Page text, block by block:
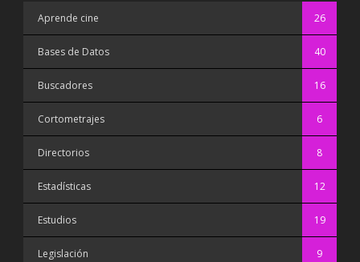
Aprende cine 26
Bases de Datos 40
Buscadores 16
Cortometrajes 6
Directorios 8
Estadísticas 12
Estudios 19
Legislación 9